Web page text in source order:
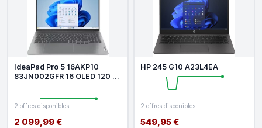
IdeaPad Pro 5 16AKP10
83JN002GFR 16 OLED 120 Hz
2 offres disponibles
2 099,99 €
HP 245 G10 A23L4EA
2 offres disponibles
549,95 €